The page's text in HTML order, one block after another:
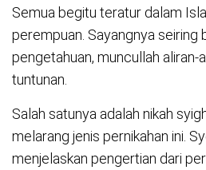
Semua begitu teratur dalam
perempuan. Sayangnya seiring
pengetahuan, muncullah aliran-
tuntunan.
Salah satunya adalah nikah
melarang jenis pernikahan ini.
menjelaskan pengertian dari